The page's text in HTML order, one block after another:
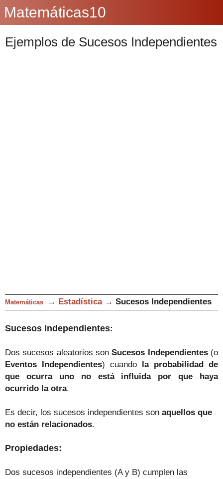
Matemáticas10
Ejemplos de Sucesos Independientes
Matemáticas → Estadística→ Sucesos Independientes
Sucesos Independientes:
Dos sucesos aleatoriossonSucesos Independientes (o
Eventos Independientes) cuando la probabilidad de
que ocurra uno no está influida porque haya
ocurrido la otra.
Es decir, los sucesos independientes son aquellos que
no están relacionados.
Propiedades:
Dos sucesos independientes (A y B) cumplen las